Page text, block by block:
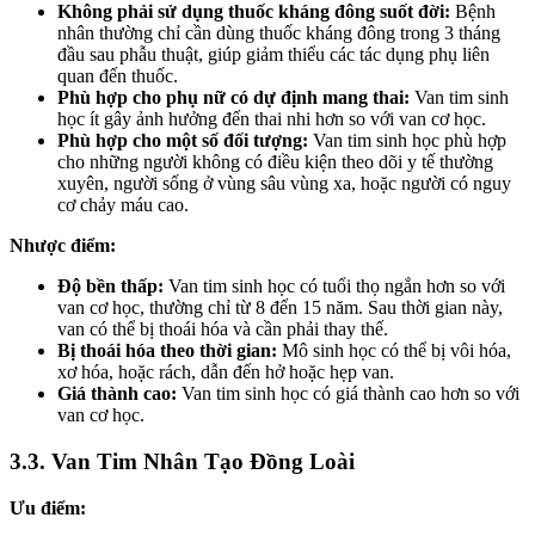
Không phải sử dụng thuốc kháng đông suốt đời: Bệnh
nhân thường chỉ cần dùng thuốc kháng đông trong 3 tháng
đầu sau phẫu thuật, giúp giảm thiểu các tác dụng phụ liên
quan đến thuốc.
Phù hợp cho phụ nữ có dự định mang thai: Van tim sinh
học ít gây ảnh hưởng đến thai nhi hơn so với van cơ học.
Phù hợp cho một số đối tượng: Van tim sinh học phù hợp
cho những người không có điều kiện theo dõi y tế thường
xuyên, người sống ở vùng sâu vùng xa, hoặc người có nguy
cơ chảy máu cao.
Nhược điểm:
Độ bền thấp: Van tim sinh học có tuổi thọ ngắn hơn so với
van cơ học, thường chỉ từ 8 đến 15 năm. Sau thời gian này,
van có thể bị thoái hóa và cần phải thay thế.
Bị thoái hóa theo thời gian: Mô sinh học có thể bị vôi hóa,
xơ hóa, hoặc rách, dẫn đến hở hoặc hẹp van.
Giá thành cao: Van tim sinh học có giá thành cao hơn so với
van cơ học.
3.3. Van Tim Nhân Tạo Đồng Loài
Ưu điểm: